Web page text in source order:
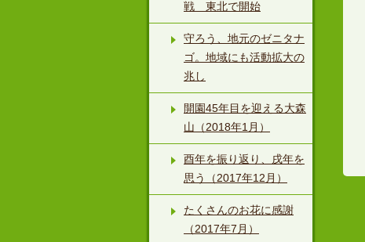
戦 東北で開始
守ろう、地元のゼニタナ
ゴ。地域にも活動拡大の
兆し
開園45年目を迎える大森
山（2018年1月）
酉年を振り返り、戌年を
思う（2017年12月）
たくさんのお花に感謝
（2017年7月）